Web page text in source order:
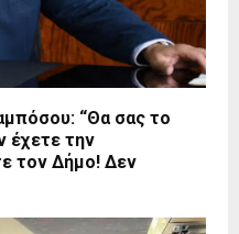
“Θα σας το
έχετε την
τον Δήμο! Δεν